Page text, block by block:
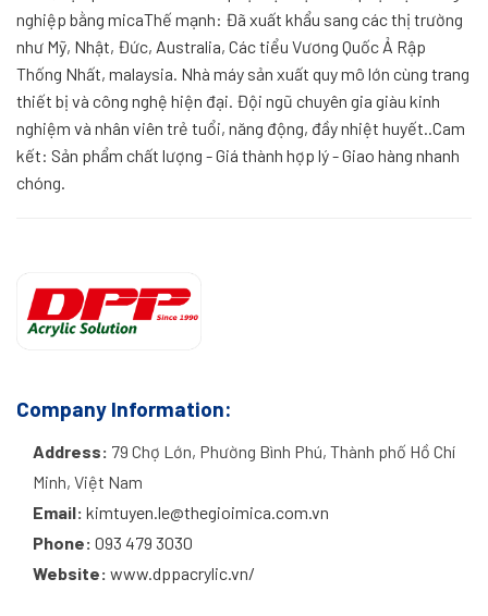
nghiệp bằng micaThế mạnh: Đã xuất khẩu sang các thị trường
như Mỹ, Nhật, Đức, Australia, Các tiểu Vương Quốc Ả Rập
Thống Nhất, malaysia. Nhà máy sản xuất quy mô lớn cùng trang
thiết bị và công nghệ hiện đại. Đội ngũ chuyên gia giàu kinh
nghiệm và nhân viên trẻ tuổi, năng động, đầy nhiệt huyết..Cam
kết: Sản phẩm chất lượng - Giá thành hợp lý - Giao hàng nhanh
chóng.
Company Information:
Address: 79 Chợ Lớn, Phường Bình Phú, Thành phố Hồ Chí
Minh, Việt Nam
Email: kimtuyen.le@thegioimica.com.vn
Phone: 093 479 3030
Website: www.dppacrylic.vn/